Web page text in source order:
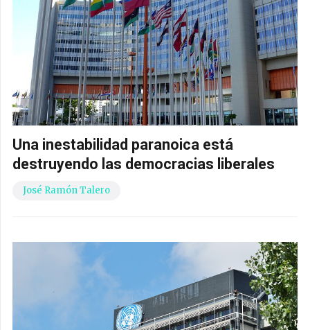
Una inestabilidad paranoica está
destruyendo las democracias liberales
José Ramón Talero